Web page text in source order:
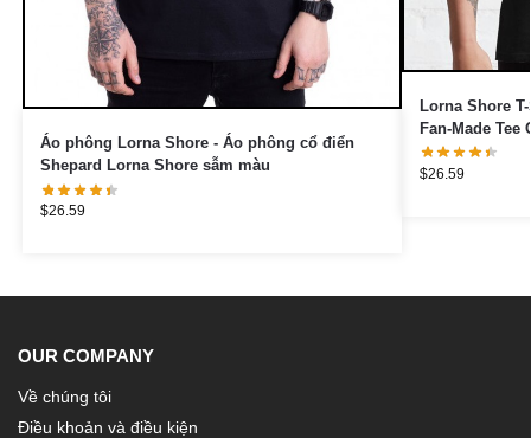
Áo phông Lorna Shore - Áo phông cổ điển
Shepard Lorna Shore sẫm màu
$26.59
Lorna Shore
Fan-Made Tee
$26.59
OUR COMPANY
Về chúng tôi
Điều khoản và điều kiện